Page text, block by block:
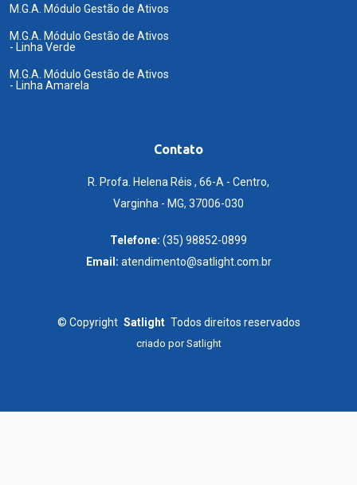
M.G.A. Módulo Gestão de Ativos
M.G.A. Módulo Gestão de Ativos
- Linha Verde
M.G.A. Módulo Gestão de Ativos
- Linha Amarela
Contato
R. Profa. Helena Réis , 66-A - Centro,
Varginha - MG, 37006-030
Telefone: (35) 98852-0899
Email: atendimento@satlight.com.br
© Copyright Satlight Todos direitos reservados
criado porSatlight